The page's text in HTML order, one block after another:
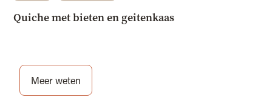
Quiche met bieten en geitenkaas
Meer weten